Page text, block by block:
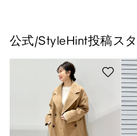
公式/StyleHint投稿ス